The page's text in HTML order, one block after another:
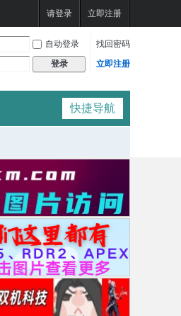
请登录 立即注册
自动登录
找回密码
登录 立即注册
快捷导航